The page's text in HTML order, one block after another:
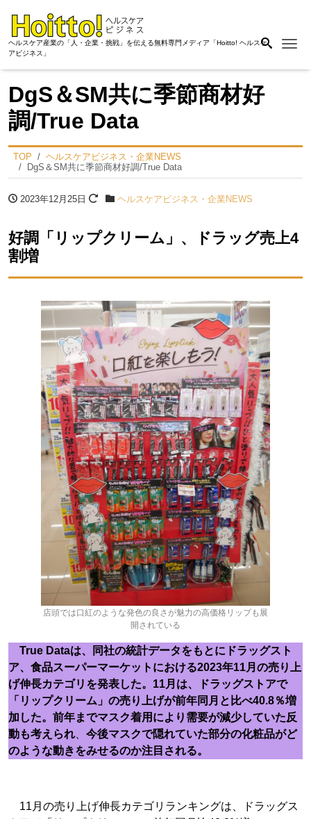
ヘルスケア産業の「人・企業・挑戦」を伝える無料専門メディア「Hoitto! ヘルスケ
アビジネス」
DgS＆SM共に季節商材好
調/True Data
TOP
ヘルスケアビジネス・企業NEWS
DgS＆SM共に季節商材好調/True Data
2023年12月25日 ヘルスケアビジネス・企業NEWS
好調「リップクリーム」、ドラッグ売上4
割増
店頭では口紅のような発色の良さが魅力の高価格リップも展
開されている
True Dataは、同社の統計データをもとにドラッグスト
ア、食品スーパーマーケットにおける2023年11月の売り上
げ伸長カテゴリを発表した。11月は、ドラッグストアで
「リップクリーム」の売り上げが前年同月と比べ40.8％増
加した。前年までマスク着用により需要が減少していた反
動も考えられ
今後マスクで隠れていた部分の化粧品がど
のような動きをみせるのか注目される。
11月の売り上げ伸長カテゴリランキングは、ドラッグス